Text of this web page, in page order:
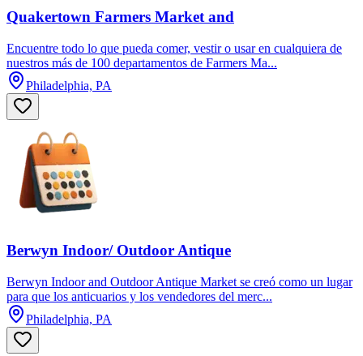
Quakertown Farmers Market and
Encuentre todo lo que pueda comer, vestir o usar en cualquiera de
nuestros más de 100 departamentos de Farmers Ma...
Philadelphia, PA
Berwyn Indoor/ Outdoor Antique
Berwyn Indoor and Outdoor Antique Market se creó como un lugar
para que los anticuarios y los vendedores del merc...
Philadelphia, PA